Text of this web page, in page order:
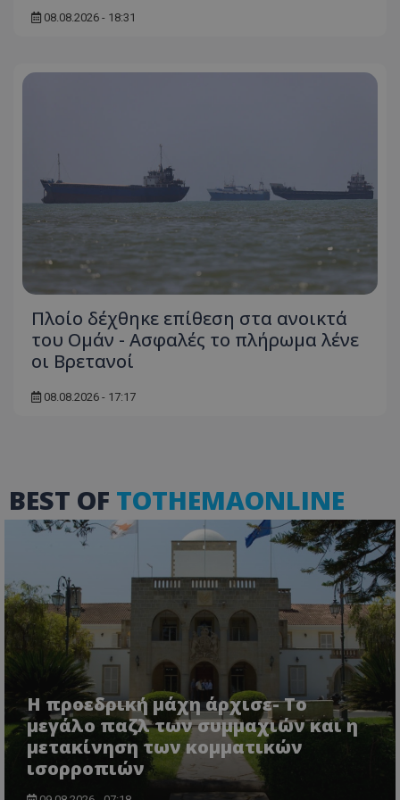
08.08.2026 - 18:31
Πλοίο δέχθηκε επίθεση στα ανοικτά
του Ομάν - Ασφαλές το πλήρωμα λένε
οι Βρετανοί
08.08.2026 - 17:17
BEST OF TOTHEMAONLINE
Η προεδρική μάχη άρχισε- Το
μεγάλο παζλ των συμμαχιών και η
μετακίνηση των κομματικών
ισορροπιών
σύνδεση χρήστη και τη διαχείριση λογαριασμού.
ASP.NET_SessionId
Microsoft Corporation
VISITOR_PRIVACY_METADATA
YouTube